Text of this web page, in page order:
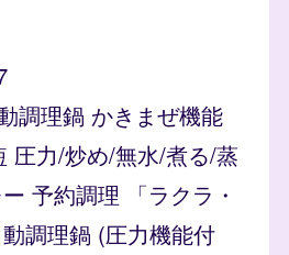
調理鍋 かきまぜ機能
圧力/炒め/無水/煮る/蒸
予約調理 「ラクラ・
調理鍋 (圧力機能付